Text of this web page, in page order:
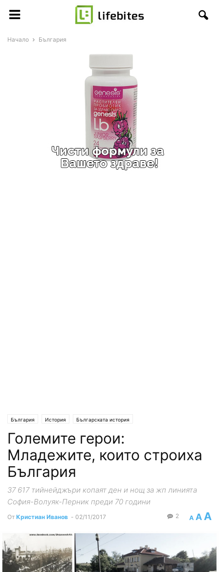
Начало България
България История Българската история
Големите герои:
Младежите, които строиха
България
37 617 тийнейджъри копаят ден и нощ за жп линията
София-Волуяк-Перник преди 70 години
От Кристиан Иванов - 02/11/2017 A A A
2